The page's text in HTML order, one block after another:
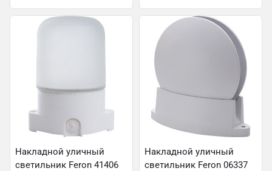
Накладной уличный
светильник Feron 41406
Накладной уличный
светильник Feron 06337